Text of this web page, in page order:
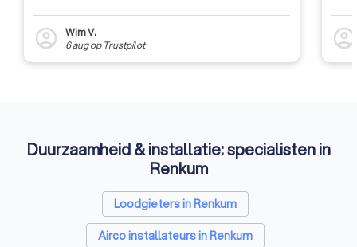
account_circle
Wim V.
6 augop Trustpilot account_circle
Duurzaamheid & installatie: specialisten in
Renkum
Loodgieters in Renkum
Airco installateurs in Renkum